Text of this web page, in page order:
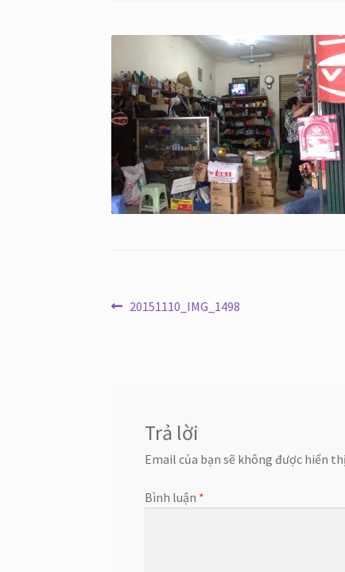
Điều
Bài
20151110_IMG_1498
Trả lời
Email của bạn sẽ không được hiển
Bình luận *